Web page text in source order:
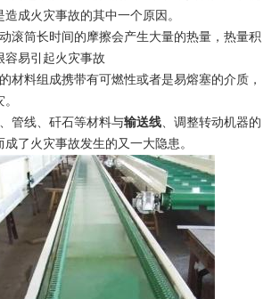
1 2 3 4
成火灾事故的其中一个原因。
滚筒长时间的摩擦会产生大量的热量，热量积
容易引起火灾事故
材料组成携带有可燃性或者是易熔塞的介质，
管线、矸石等材料与输送线、调整转动机器的
了火灾事故发生的又一大隐患。